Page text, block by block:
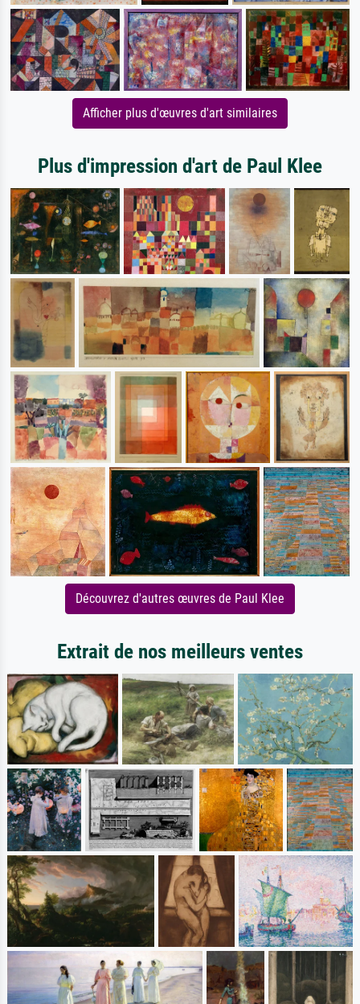
Afficher plus d'œuvres d'art similaires
Plus d'impression d'art de Paul Klee
Découvrez d'autres œuvres de Paul Klee
Extrait de nos meilleurs ventes